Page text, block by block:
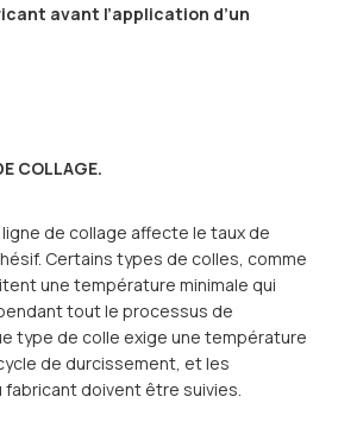
avant l’application d’un
COLLAGE.
de collage affecte le taux de
Certains types de colles, comme
une température minimale qui
tout le processus de
type de colle exige une température
de durcissement, et les
doivent être suivies.